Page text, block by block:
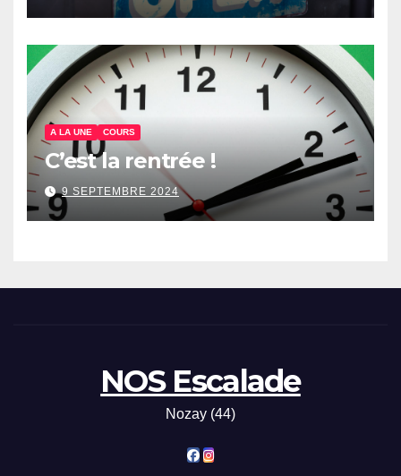
A LA UNE COURS
C’est la rentrée !
9 SEPTEMBRE 2024
NOS Escalade
Nozay (44)